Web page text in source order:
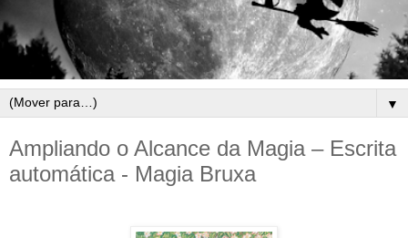
▼
Ampliando o Alcance da Magia – Escrita
automática - Magia Bruxa